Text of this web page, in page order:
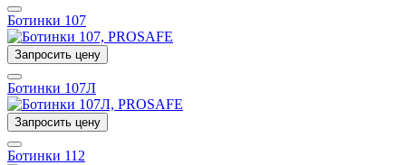
Ботинки 107
Запросить цену
Ботинки 107Л
Запросить цену
Ботинки 112